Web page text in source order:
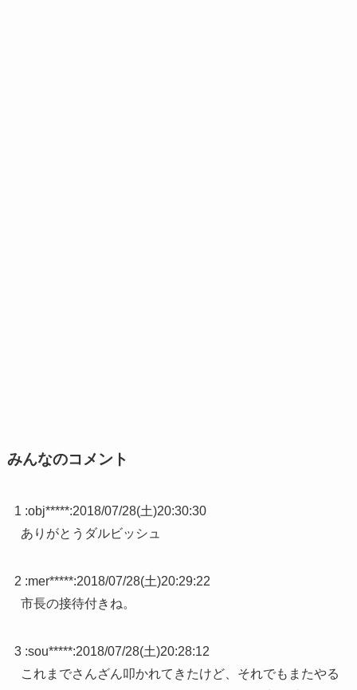
みんなのコメント
1 :obj*****:2018/07/28(土)20:30:30
ありがとうダルビッシュ
2 :mer*****:2018/07/28(土)20:29:22
市長の接待付きね。
3 :sou*****:2018/07/28(土)20:28:12
これまでさんざん叩かれてきたけど、それでもまたやる